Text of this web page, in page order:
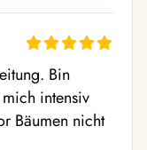
Bin
intensiv
Bäumen nicht